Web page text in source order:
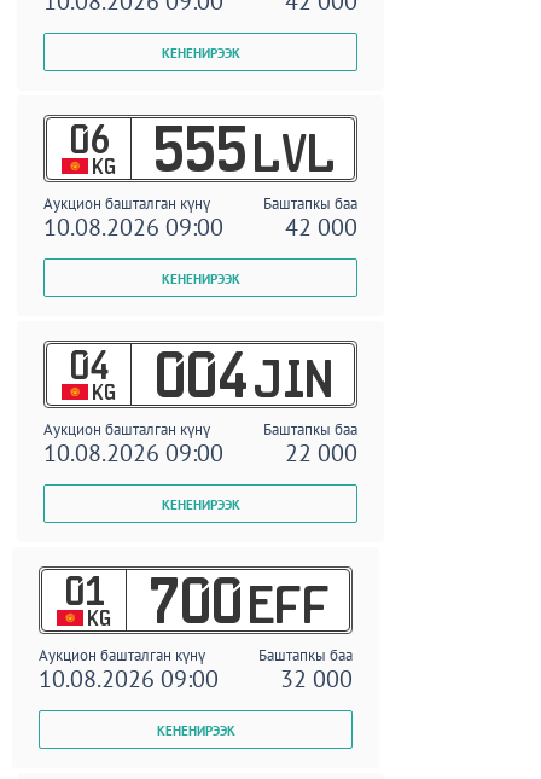
06
KG 555 LVL
Аукцион башталган күнү Баштапкы баа
10.08.2026 09:00 42 000
04
KG 004 JIN
Аукцион башталган күнү Баштапкы баа
10.08.2026 09:00 22 000
01
KG 700 EFF
Аукцион башталган күнү Баштапкы баа
10.08.2026 09:00 32 000